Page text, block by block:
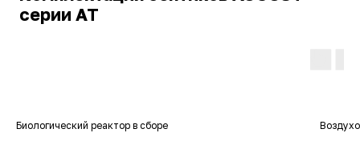
Биологический реактор в сборе